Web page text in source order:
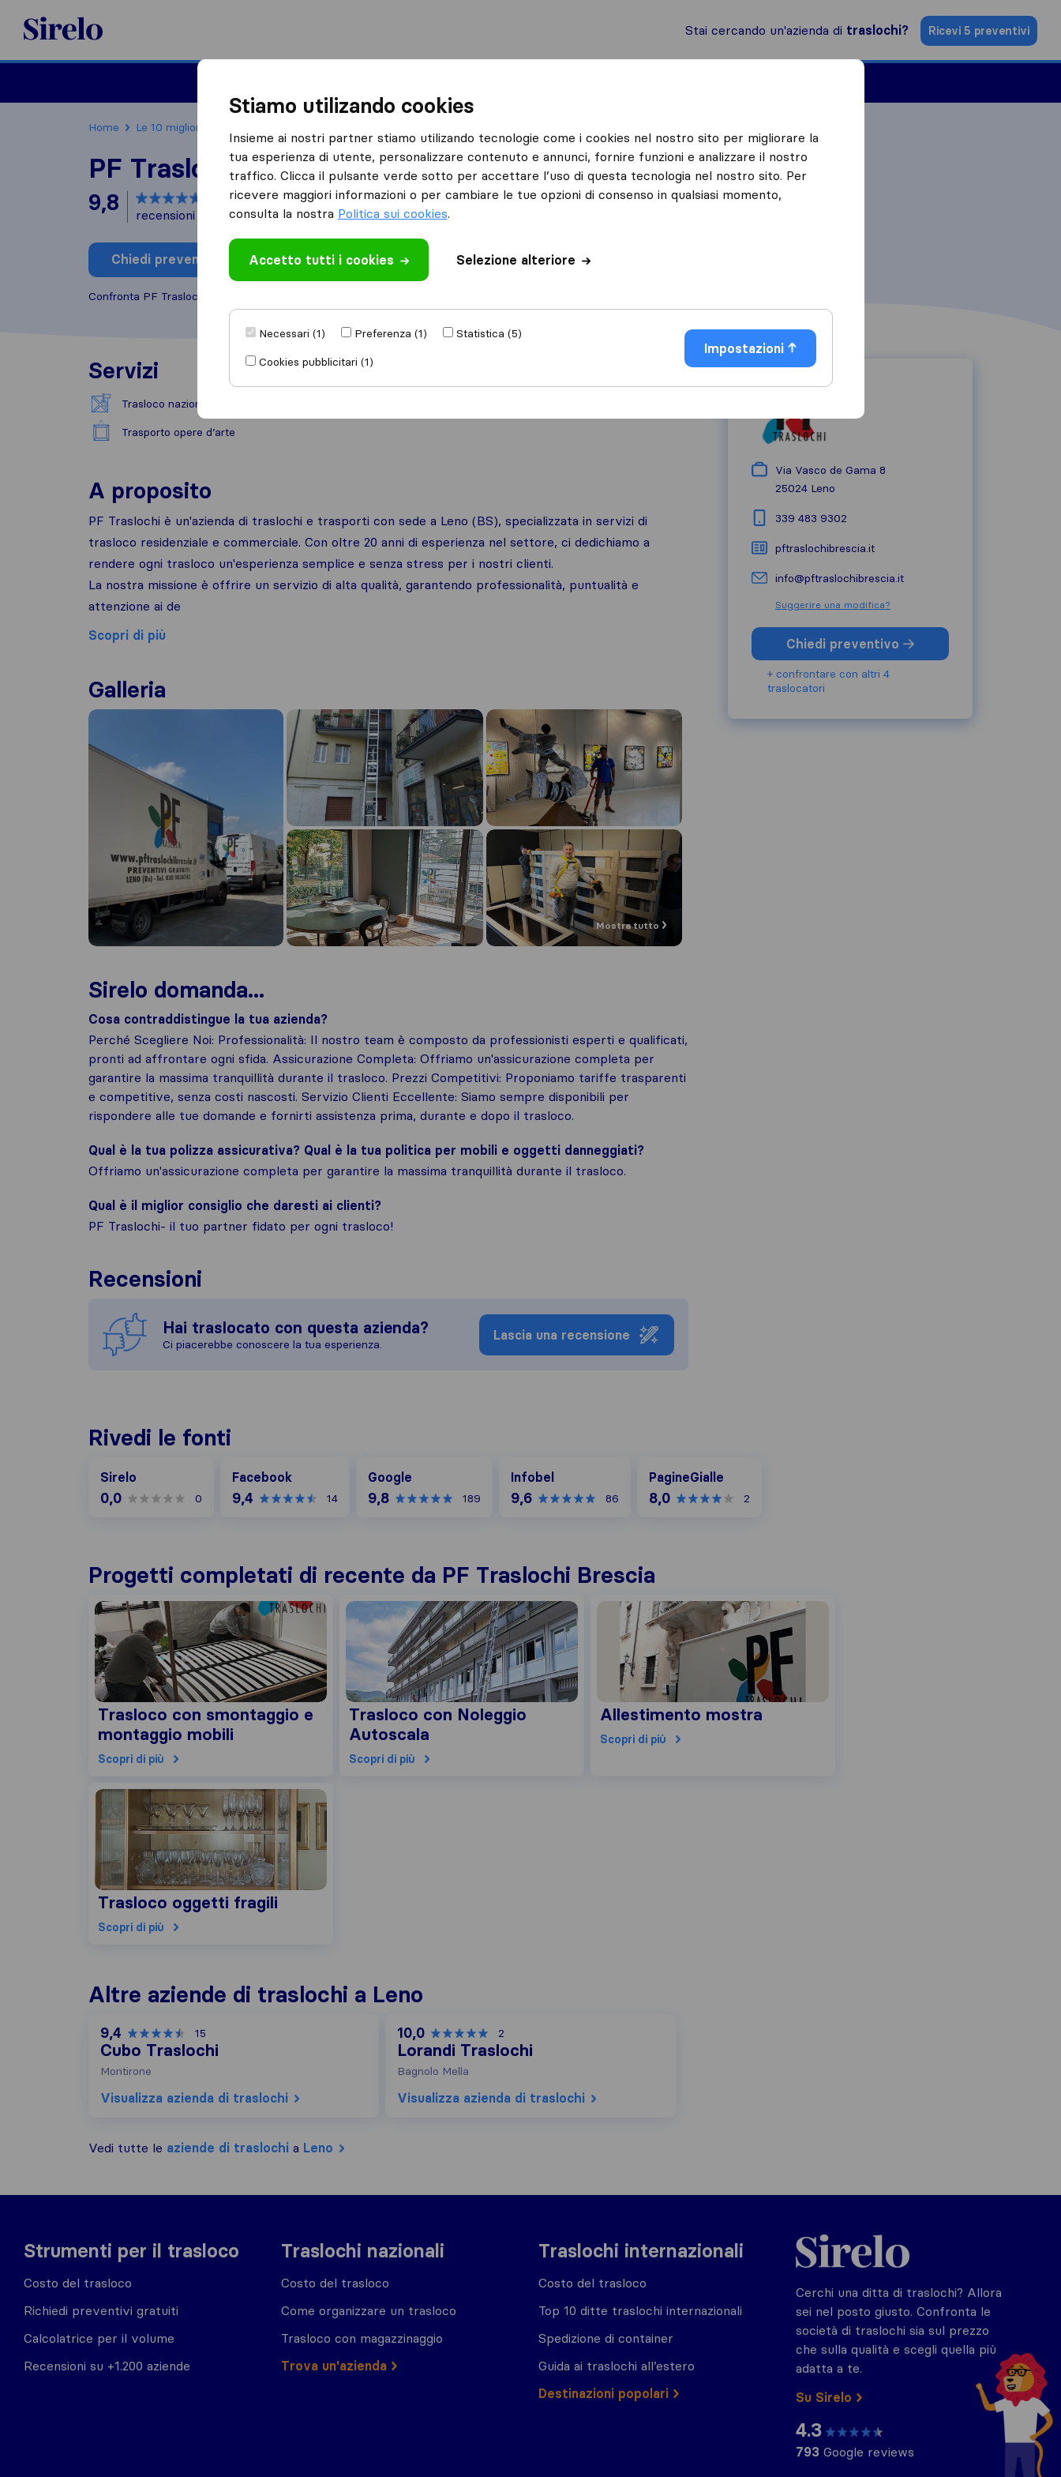
Sirelo.it
Stai cercando un'azienda di traslochi? Ricevi 5 preventivi
Home Le 10 migliori aziende di traslochi in Italia
PF Traslochi Brescia
9,8 basato su189
recensioni di Sirelo e Google
i
Chiedi preventivo Scrivi una recensione
Confronta PF Traslochi Brescia con altre
Servizi
Trasloco nazionale
Trasporto opere d’arte
A proposito
PF Traslochi è un'azienda di traslochi e trasporti con sede a Leno (BS), specializzata in servizi di
trasloco residenziale e commerciale. Con oltre 20 anni di esperienza nel settore, ci dedichiamo a
rendere ogni trasloco un'esperienza semplice e senza stress per i nostri clienti.
La nostra missione è offrire un servizio di alta qualità, garantendo professionalità, puntualità e
attenzione ai de
Scopri di più
Galleria
Mostra tutto
Sirelo domanda...
Cosa contraddistingue la tua azienda?
Perché Scegliere Noi: Professionalità: Il nostro team è composto da professionisti esperti e qualificati,
pronti ad affrontare ogni sfida. Assicurazione Completa: Offriamo un'assicurazione completa per
garantire la massima tranquillità durante il trasloco. Prezzi Competitivi: Proponiamo tariffe trasparenti
e competitive, senza costi nascosti. Servizio Clienti Eccellente: Siamo sempre disponibili per
rispondere alle tue domande e fornirti assistenza prima, durante e dopo il trasloco.
Qual è la tua polizza assicurativa? Qual è la tua politica per mobili e oggetti danneggiati?
Offriamo un'assicurazione completa per garantire la massima tranquillità durante il trasloco.
Qual è il miglior consiglio che daresti ai clienti?
PF Traslochi- il tuo partner fidato per ogni trasloco!
Recensioni
Hai traslocato con questa azienda?
Ci piacerebbe conoscere la tua esperienza.
Lascia una recensione
Via Vasco de Gama 8
25024 Leno
339 483 9302
pftraslochibrescia.it
info@pftraslochibrescia.it
Suggerire una modifica?
Chiedi preventivo
+ confrontare con altri 4
traslocatori
Rivedi le fonti
Sirelo
0,0 0
Facebook
9,4 14
Google
9,8 189
Infobel
9,6 86
PagineGialle
8,0 2
Progetti completati di recente da PF Traslochi Brescia
Trasloco con smontaggio e
montaggio mobili
Scopri di più
Trasloco con Noleggio
Autoscala
Scopri di più
Allestimento mostra
Scopri di più
Trasloco oggetti fragili
Scopri di più
Altre aziende di traslochi a Leno
9,4 15
Cubo Traslochi
Montirone
Visualizza azienda di traslochi
10,0 2
Lorandi Traslochi
Bagnolo Mella
Visualizza azienda di traslochi
Vedi tutte le aziende di traslochi a Leno
Strumenti per il trasloco
Costo del trasloco
Richiedi preventivi gratuiti
Calcolatrice per il volume
Recensioni su +1.200 aziende
Traslochi nazionali
Costo del trasloco
Come organizzare un trasloco
Trasloco con magazzinaggio
Trova un'azienda
Traslochi internazionali
Costo del trasloco
Top 10 ditte traslochi internazionali
Spedizione di container
Guida ai traslochi all’estero
Destinazioni popolari
Sirelo.it
Cerchi una ditta di traslochi? Allora
sei nel posto giusto. Confronta le
società di traslochi sia sul prezzo
che sulla qualità e scegli quella più
adatta a te.
Su Sirelo
4.3
793 Google reviews
Stiamo utilizando cookies
Insieme ai nostri partner stiamo utilizando tecnologie come i cookies nel nostro sito per migliorare la
tua esperienza di utente, personalizzare contenuto e annunci, fornire funzioni e analizzare il nostro
traffico. Clicca il pulsante verde sotto per accettare l’uso di questa tecnologia nel nostro sito. Per
ricevere maggiori informazioni o per cambiare le tue opzioni di consenso in qualsiasi momento,
consulta la nostra Politica sui cookies.
Accetto tutti i cookies Selezione alteriore
Necessari (1) Preferenza (1)
Statistica (5)
Cookies pubblicitari (1)
Impostazioni